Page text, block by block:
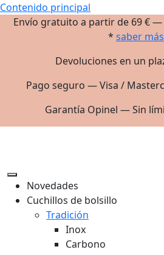
Contenido principal
Envío gratuito a partir de 69 €
* saber más
Devoluciones en un
Pago seguro — Visa /
Garantía Opinel — Sin
Novedades
Cuchillos de bolsillo
Tradición
Inox
Carbono